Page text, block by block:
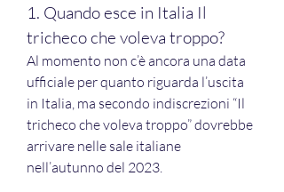
1. Quando esce in Italia Il
tricheco che voleva troppo?
Al momento non c’è ancora una data
ufficiale per quanto riguarda l’uscita
in Italia, ma secondo indiscrezioni “Il
tricheco che voleva troppo” dovrebbe
arrivare nelle sale italiane
nell’autunno del 2023.